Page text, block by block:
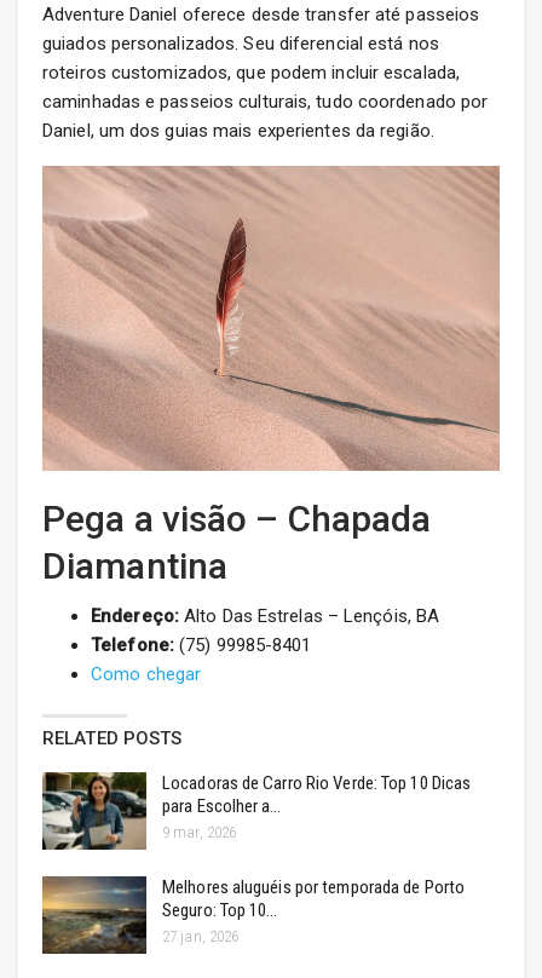
Adventure Daniel oferece desde transfer até passeios
guiados personalizados. Seu diferencial está nos
roteiros customizados, que podem incluir escalada,
caminhadas e passeios culturais, tudo coordenado por
Daniel, um dos guias mais experientes da região.
Pega a visão – Chapada
Diamantina
Endereço:Alto Das Estrelas – Lençóis, BA
Telefone:(75) 99985-8401
Como chegar
RELATED POSTS
Locadoras de Carro Rio Verde: Top 10 Dicas
para Escolher a…
9 mar, 2026
Melhores aluguéis por temporada de Porto
Seguro: Top 10…
27 jan, 2026